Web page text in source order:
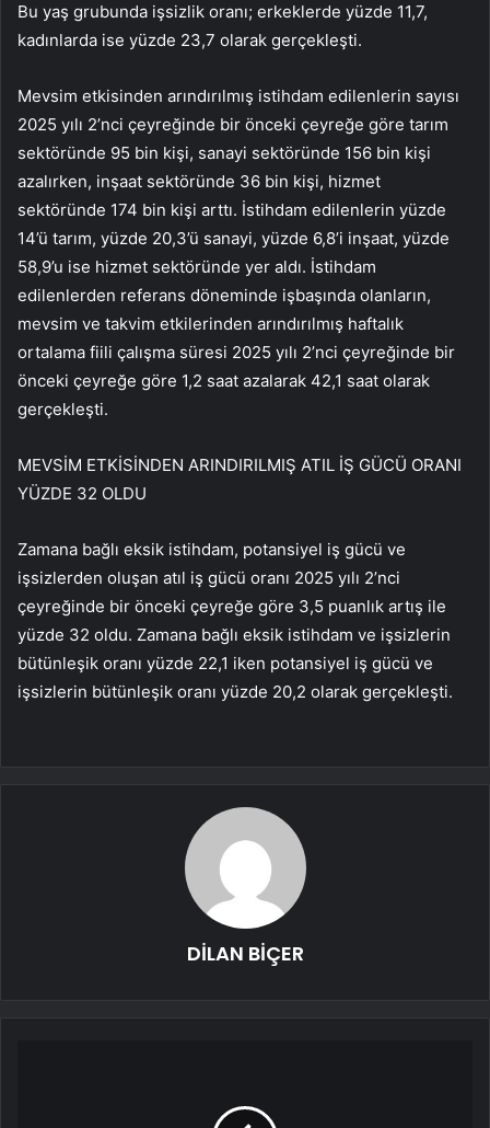
Bu yaş grubunda işsizlik oranı; erkeklerde yüzde 11,7,
kadınlarda ise yüzde 23,7 olarak gerçekleşti.
Mevsim etkisinden arındırılmış istihdam edilenlerin sayısı
2025 yılı 2’nci çeyreğinde bir önceki çeyreğe göre tarım
sektöründe 95 bin kişi, sanayi sektöründe 156 bin kişi
azalırken, inşaat sektöründe 36 bin kişi, hizmet
sektöründe 174 bin kişi arttı. İstihdam edilenlerin yüzde
14’ü tarım, yüzde 20,3’ü sanayi, yüzde 6,8’i inşaat, yüzde
58,9’u ise hizmet sektöründe yer aldı. İstihdam
edilenlerden referans döneminde işbaşında olanların,
mevsim ve takvim etkilerinden arındırılmış haftalık
ortalama fiili çalışma süresi 2025 yılı 2’nci çeyreğinde bir
önceki çeyreğe göre 1,2 saat azalarak 42,1 saat olarak
gerçekleşti.
MEVSİM ETKİSİNDEN ARINDIRILMIŞ ATIL İŞ GÜCÜ ORANI
YÜZDE 32 OLDU
Zamana bağlı eksik istihdam, potansiyel iş gücü ve
işsizlerden oluşan atıl iş gücü oranı 2025 yılı 2’nci
çeyreğinde bir önceki çeyreğe göre 3,5 puanlık artış ile
yüzde 32 oldu. Zamana bağlı eksik istihdam ve işsizlerin
bütünleşik oranı yüzde 22,1 iken potansiyel iş gücü ve
işsizlerin bütünleşik oranı yüzde 20,2 olarak gerçekleşti.
DİLAN BİÇER